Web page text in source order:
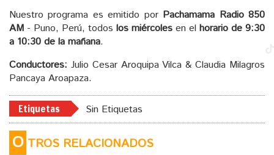
Nuestro programa es emitido por Pachamama Radio 850
AM - Puno, Perú, todos los miércoles en el horario de 9:30
a 10:30 de la mañana.
Conductores: Julio Cesar Aroquipa Vilca & Claudia Milagros
Pancaya Aroapaza.
Etiquetas Sin Etiquetas
O TROS RELACIONADOS